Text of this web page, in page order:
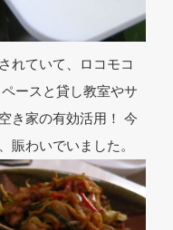
れていて、ロコモコ
ースと貸し教室やサ
き家の有効活用！ 今
賑わいでいました。